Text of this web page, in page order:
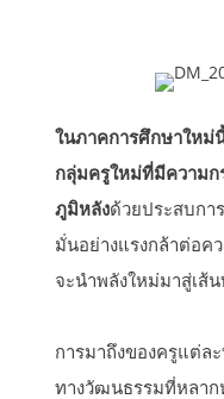
ในภาคการศึกษาใหม่
กลุ่มครูใหม่ที่มีความก
ภูมิหลังด้วยประสบกา
มั่นอย่างแรงกล้าต่อค
จะนำพลังใหม่มาสู่เส้น
การมาถึงของครูแต่ล
ทางวัฒนธรรมที่หลา